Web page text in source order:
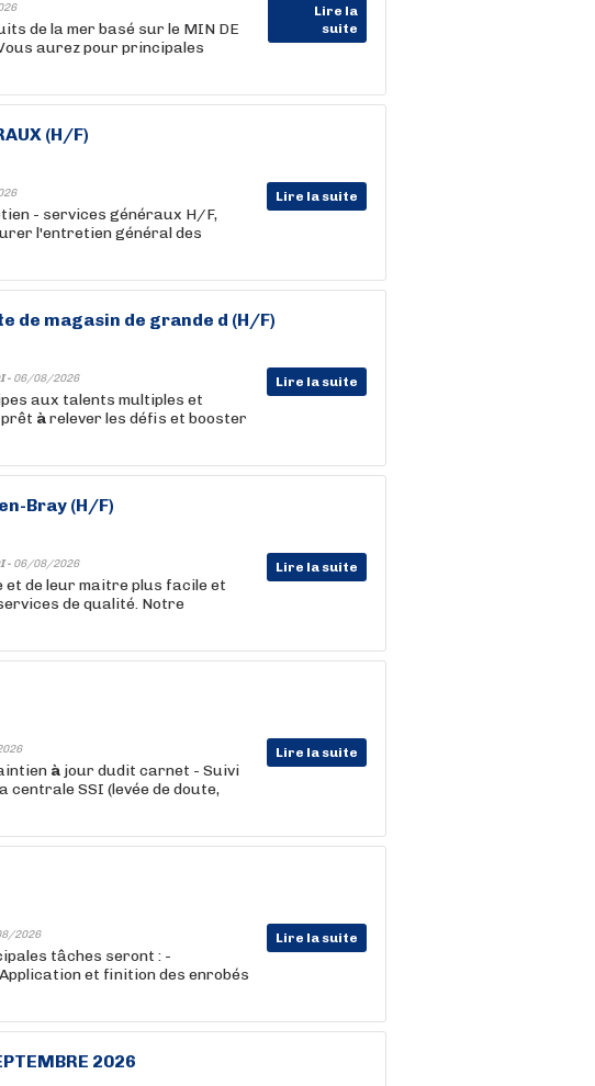
Lire la
suite
de la mer basé sur le MIN DE
aurez pour principales
(H/F)
Lire la suite
- services généraux H/F,
l'entretien général des
de magasin de grande d (H/F)
- 06/08/2026 Lire la suite
aux talents multiples et
àrelever les défis et booster
Bray (H/F)
- 06/08/2026 Lire la suite
et de leur maitre plus facile et
de qualité. Notre
Lire la suite
à jour dudit carnet - Suivi
centrale SSI (levée de doute,
2026 Lire la suite
tâches seront : -
et finition des enrobés
2026